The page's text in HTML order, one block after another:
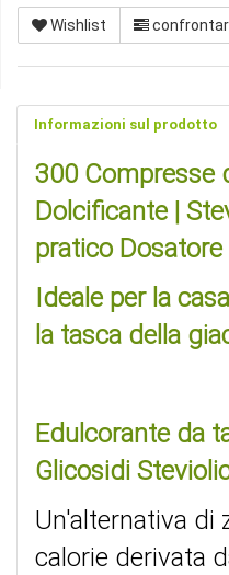
Wishlist
Informazioni sul prodotto
300 Compresse
Dolcificante |
pratico Dosatore
Ideale per la
la tasca della
Edulcorante da
Glicosidi
Un'alternativa di
calorie derivata